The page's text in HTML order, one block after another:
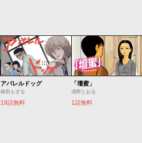
アパレルドッグ
林田もずる
19話無料
「壇蜜」
清野とおる
1話無料